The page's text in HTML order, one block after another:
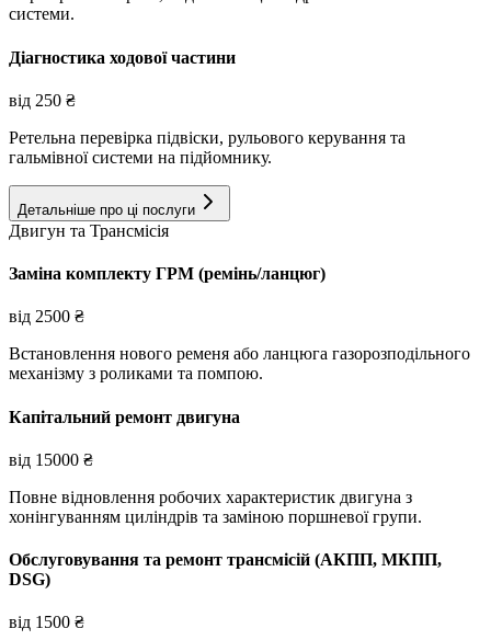
системи.
Діагностика ходової частини
від 250 ₴
Ретельна перевірка підвіски, рульового керування та
гальмівної системи на підйомнику.
Детальніше про ці послуги
Двигун та Трансмісія
Заміна комплекту ГРМ (ремінь/ланцюг)
від 2500 ₴
Встановлення нового ременя або ланцюга газорозподільного
механізму з роликами та помпою.
Капітальний ремонт двигуна
від 15000 ₴
Повне відновлення робочих характеристик двигуна з
хонінгуванням циліндрів та заміною поршневої групи.
Обслуговування та ремонт трансмісій (АКПП, МКПП,
DSG)
від 1500 ₴